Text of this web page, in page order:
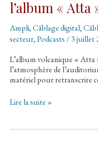
l’album « Atta
Ampli,Câblage digital,
secteur,Podcasts / 3 juillet
L’album volcanique « Atta
l’atmosphère de
matériel pour retranscrire
▶
2023:
Lire la suite »